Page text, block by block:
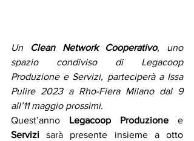
Un Clean Network Cooperativo, uno
spazio condiviso di Legacoop
Produzione e Servizi, parteciperà a Issa
Pulire 2023 a Rho-Fiera Milano dal 9
all’11 maggio prossimi.
Quest’anno Legacoop Produzione
Servizi sarà presente insieme a otto